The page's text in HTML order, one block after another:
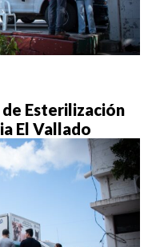
Esterilización
El Vallado